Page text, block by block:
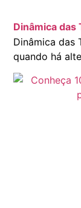
Dinâmica
Dinâmica das
quando há